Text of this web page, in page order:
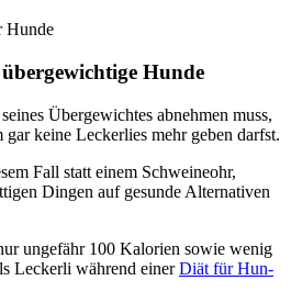
Hun­de
Hun­de
Über­ge­wich­tes abneh­men muss,
kei­ne Lecker­lies mehr geben darfst.
Fall statt einem Schwei­neohr,
Din­gen auf gesun­de Alter­na­ti­ven
unge­fähr 100 Kalo­rien sowie wenig
Lecker­li wäh­rend einerDiät für Hun­